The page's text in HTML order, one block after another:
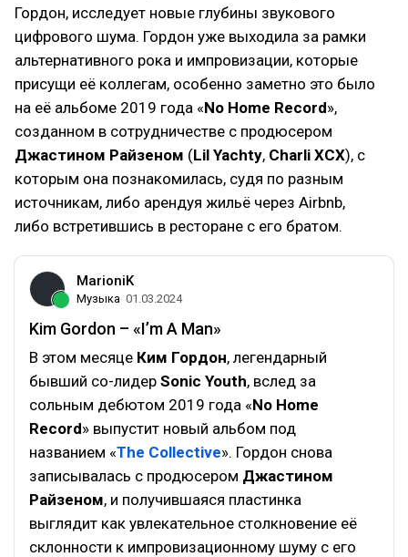
Гордон, исследует новые глубины звукового
цифрового шума. Гордон уже выходила за рамки
альтернативного рока и импровизации, которые
присущи её коллегам, особенно заметно это было
на её альбоме 2019 года «No Home Record»,
созданном в сотрудничестве с продюсером
Джастином Райзеном (Lil Yachty, Charli XCX), с
которым она познакомилась, судя по разным
источникам, либо арендуя жильё через Airbnb,
либо встретившись в ресторане с его братом.
MarioniK
Музыка 01.03.2024
Kim Gordon – «I’m A Man»
В этом месяце Ким Гордон, легендарный
бывший со-лидер Sonic Youth, вслед за
сольным дебютом 2019 года «No Home
Record» выпустит новый альбом под
названием «The Collective». Гордон снова
записывалась с продюсером Джастином
Райзеном, и получившаяся пластинка
выглядит как увлекательное столкновение её
склонности к импровизационному шуму с его